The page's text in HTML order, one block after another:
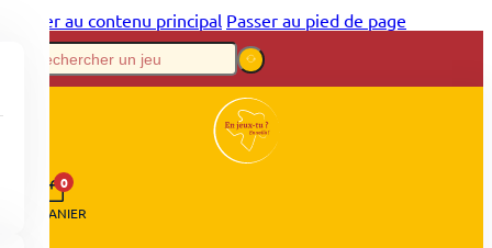
Passer au contenu principal Passer au pied de page
0
PANIER